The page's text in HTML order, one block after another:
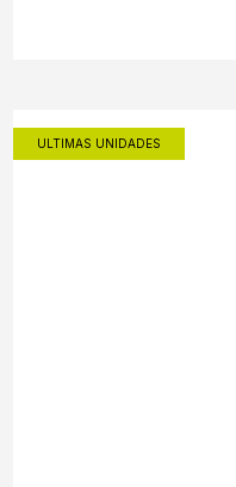
ULTIMAS UNIDADES